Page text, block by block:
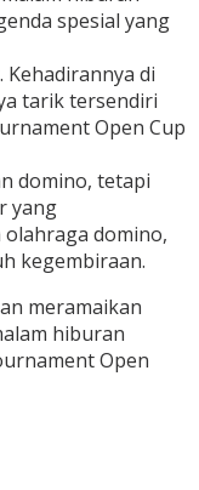
spesial yang
Kehadirannya di
tarik tersendiri
Open Cup
domino, tetapi
yang
domino,
kegembiraan.
meramaikan
hiburan
Open